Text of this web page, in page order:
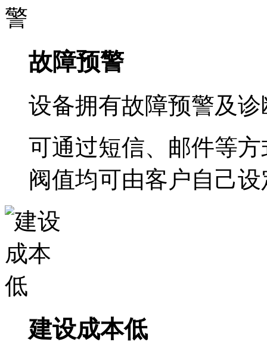
故障预警
设备拥有故障预警及
可通过短信、邮件等
阀值均可由客户自己设
建设成本低